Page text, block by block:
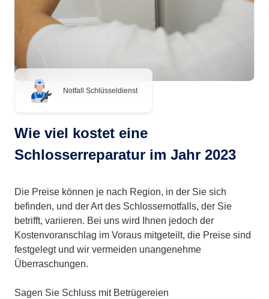
Notfall Schlüsseldienst
Wie viel kostet eine
Schlosserreparatur im Jahr 2023
Die Preise können je nach Region, in der Sie sich
befinden, und der Art des Schlossernotfalls, der Sie
betrifft, variieren. Bei uns wird Ihnen jedoch der
Kostenvoranschlag im Voraus mitgeteilt, die Preise sind
festgelegt und wir vermeiden unangenehme
Überraschungen.
Sagen Sie Schluss mit Betrügereien